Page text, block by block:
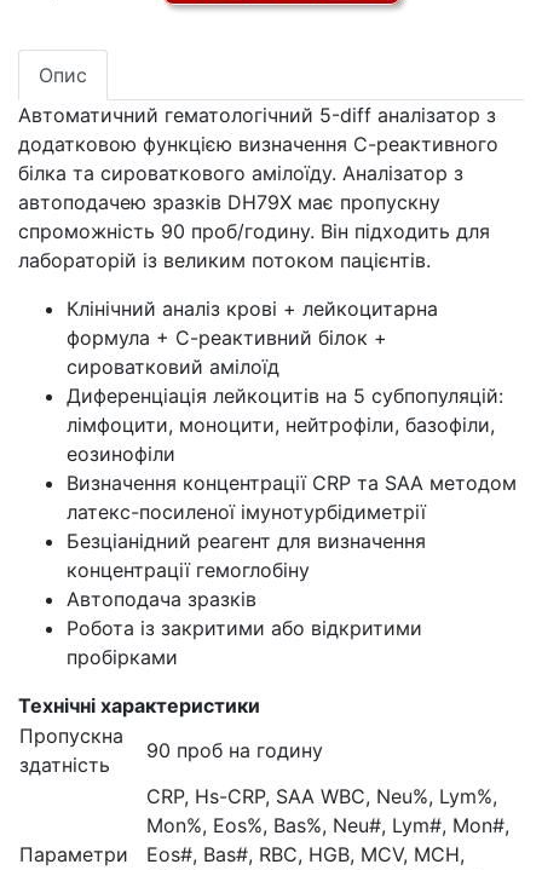
Опис
Автоматичний гематологічний 5-diff аналізатор з
додатковою функцією визначення С-реактивного
білка та сироваткового амілоїду. Аналізатор з
автоподачею зразків DH79Х має пропускну
спроможність 90 проб/годину. Він підходить для
лабораторій із великим потоком пацієнтів.
Клінічний аналіз крові + лейкоцитарна
формула + С-реактивний білок +
сироватковий амілоїд
Диференціація лейкоцитів на 5 субпопуляцій:
лімфоцити, моноцити, нейтрофіли, базофіли,
еозинофіли
Визначення концентрації CRP та SAA методом
латекс-посиленої імунотурбідиметрії
Безціанідний реагент для визначення
концентрації гемоглобіну
Автоподача зразків
Робота із закритими або відкритими
пробірками
Технічні характеристики
Пропускна
здатність
90 проб на годину
Параметри
CRP, Hs-CRP, SAA WBC, Neu%, Lym%,
Mon%, Eos%, Bas%, Neu#, Lym#, Mon#,
Eos#, Bas#, RBC, HGB, MCV, MCH,